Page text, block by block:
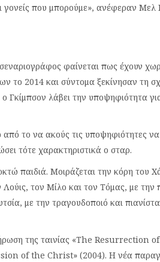
γονείς που μπορούμε», ανέφεραν Μελ
φαίνεται πως έχουν
το 2014 και σύντομα ξεκίνησαν τη
ο Γκίμπσον λάβει την υποψηφιότητα
από το να ακούς τις υποψηφιότητες
τότε χαρακτηριστικά ο σταρ.
παιδιά. Μοιράζεται την κόρη του
Λούις, τον Μίλο και τον Τόμας, με
με την τραγουδοποιό και
της ταινίας «The Resurrection
of the Christ» (2004). Η νέα